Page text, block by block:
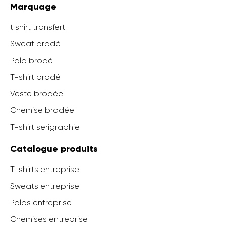
Marquage
t shirt transfert
Sweat brodé
Polo brodé
T-shirt brodé
Veste brodée
Chemise brodée
T-shirt serigraphie
Catalogue produits
T-shirts entreprise
Sweats entreprise
Polos entreprise
Chemises entreprise